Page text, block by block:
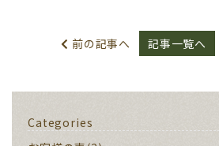
前の記事へ 記事一覧へ
Categories